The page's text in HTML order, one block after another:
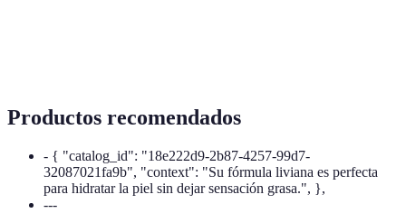
Productos recomendados
- { "catalog_id": "18e222d9-2b87-4257-99d7-
32087021fa9b", "context": "Su fórmula liviana es perfecta
para hidratar la piel sin dejar sensación grasa.", },
---